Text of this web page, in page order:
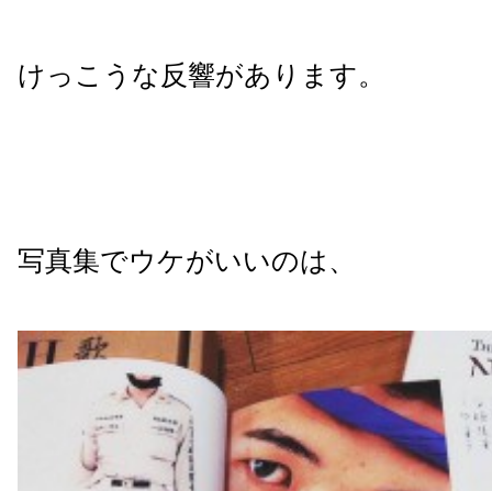
けっこうな反響があります。
写真集でウケがいいのは、